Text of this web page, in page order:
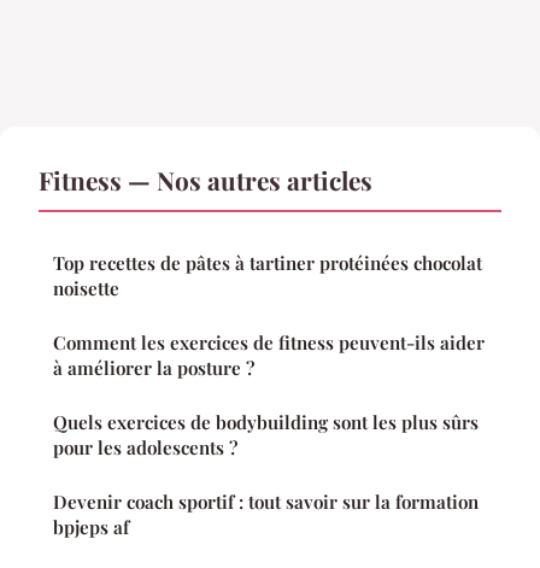
Fitness — Nos autres articles
Top recettes de pâtes à tartiner protéinées chocolat
noisette
Comment les exercices de fitness peuvent-ils aider
à améliorer la posture ?
Quels exercices de bodybuilding sont les plus sûrs
pour les adolescents ?
Devenir coach sportif : tout savoir sur la formation
bpjeps af